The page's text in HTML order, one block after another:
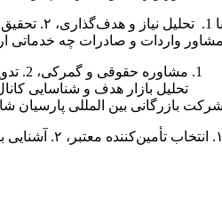
و ریسک‌ها، ۵. مدیریت عملیات اجرایی، ۶. ارزیابی نهایی و آموزش تیم به شما کمک می کند.
واردات و صادرات چه خدماتی
تحلیل بازار هدف و شناسایی
بازرگانی بین المللی پارسیان
اشراف کامل به مفاد قراردادهای بین‌المللی، ۵. برآورد دقیق هزینه‌های نهایی.